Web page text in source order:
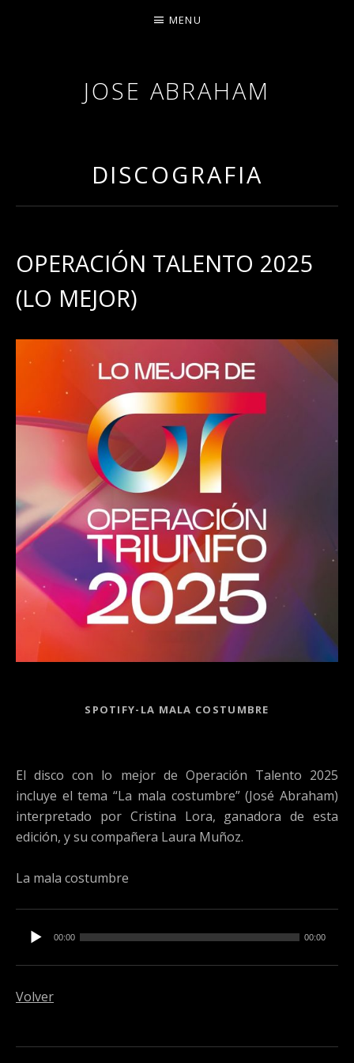
JOSE ABRAHAM
MENU
DISCOGRAFIA
OPERACIÓN TALENTO 2025
(LO MEJOR)
RECORD DETAILS
Record LinksSPOTIFY-LA MALA COSTUMBRE
El disco con lo mejor de Operación Talento 2025
incluye el tema “La mala costumbre” (José Abraham)
interpretado por Cristina Lora, ganadora de esta
edición, y su compañera Laura Muñoz.
La mala costumbre
00:00 00:00
Volver